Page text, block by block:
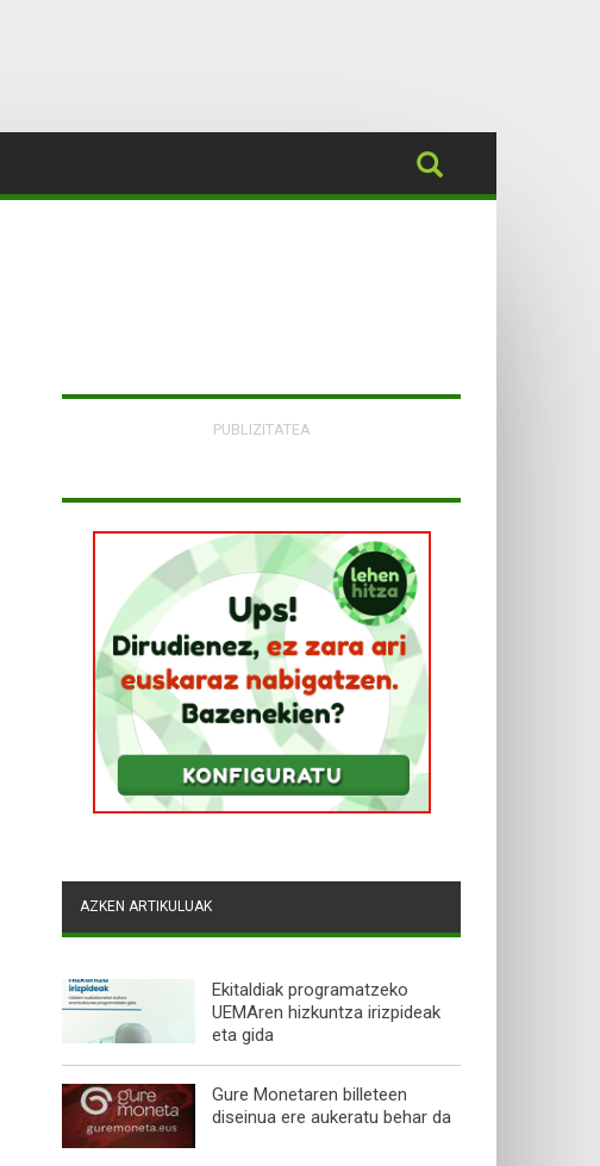
PUBLIZITATEA
AZKEN ARTIKULUAK
Ekitaldiak programatzeko
UEMAren hizkuntza irizpideak
eta gida
Gure Monetaren billeteen
diseinua ere aukeratu behar da